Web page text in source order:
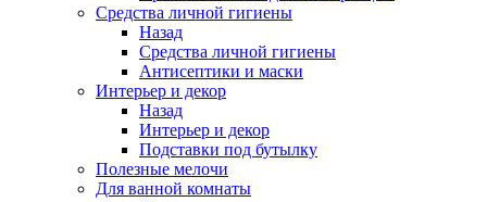
Средства личной гигиены
Назад
Средства личной гигиены
Антисептики и маски
Интерьер и декор
Назад
Интерьер и декор
Подставки под бутылку
Полезные мелочи
Для ванной комнаты